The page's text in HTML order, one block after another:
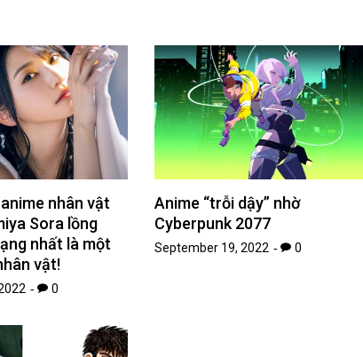
nhân vật
Sora lồng
nhất là một
vật!
0
Anime “trỗi dậy” nhờ
Cyberpunk 2077
September 19, 2022 0